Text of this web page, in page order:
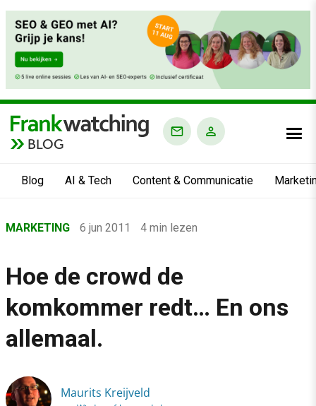
BLOG
Blog AI & Tech Content & Communicatie
›
›
Marketing
Hoe de crowd de komkommer redt… En ons allemaal.
MARKETING 6 jun 2011 4 min lezen
Hoe de crowd de
komkommer redt… En ons
allemaal.
Maurits Kreijveld